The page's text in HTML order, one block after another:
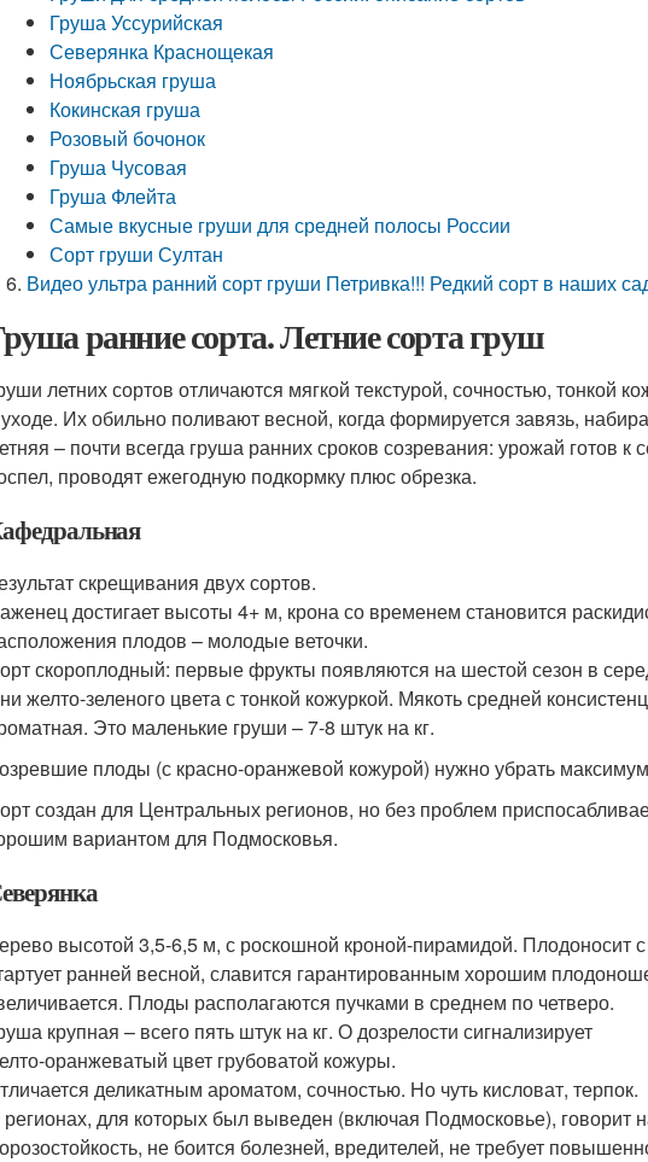
Груша Уссурийская
Северянка Краснощекая
Ноябрьская груша
Кокинская груша
Розовый бочонок
Груша Чусовая
Груша Флейта
Самые вкусные груши для средней полосы России
Сорт груши Султан
Видео ультра ранний сорт груши Петривка!!! Редкий сорт в наших
ранние сорта. Летние сорта груш
летних сортов отличаются мягкой текстурой, сочностью, тонкой
Их обильно поливают весной, когда формируется завязь,
– почти всегда груша ранних сроков созревания: урожай готов
проводят ежегодную подкормку плюс обрезка.
скрещивания двух сортов.
достигает высоты 4+ м, крона со временем становится
плодов – молодые веточки.
скороплодный: первые фрукты появляются на шестой сезон в
желто-зеленого цвета с тонкой кожуркой. Мякоть средней
Это маленькие груши – 7-8 штук на кг.
плоды (с красно-оранжевой кожурой) нужно убрать
создан для Центральных регионов, но без проблем
вариантом для Подмосковья.
высотой 3,5-6,5 м, с роскошной кроной-пирамидой. Плодоносит
ранней весной, славится гарантированным хорошим
Плоды располагаются пучками в среднем по четверо.
крупная – всего пять штук на кг. О дозрелости сигнализирует
оранжеватый цвет грубоватой кожуры.
деликатным ароматом, сочностью. Но чуть кисловат, терпок.
для которых был выведен (включая Подмосковье), говорит
не боится болезней, вредителей, не требует